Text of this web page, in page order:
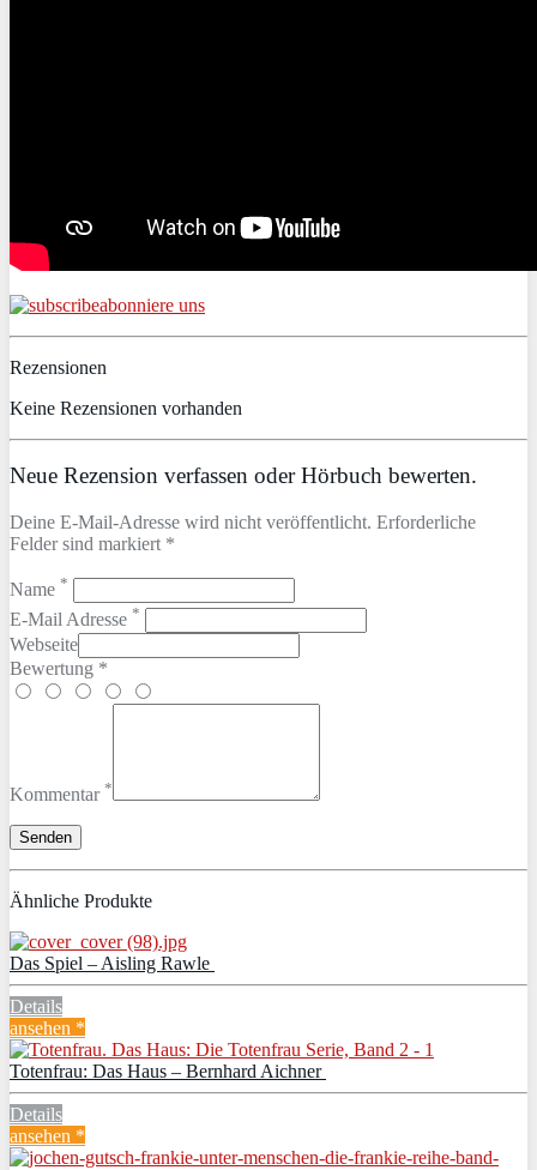
abonniere uns
Rezensionen
Keine Rezensionen vorhanden
Neue Rezension verfassen oder Hörbuch bewerten.
Deine E-Mail-Adresse wird nicht veröffentlicht. Erforderliche
Felder sind markiert *
Name *
E-Mail Adresse *
Webseite
Bewertung *
Kommentar *
Ähnliche Produkte
Das Spiel – Aisling Rawle
Details
ansehen *
Totenfrau: Das Haus – Bernhard Aichner
Details
ansehen *